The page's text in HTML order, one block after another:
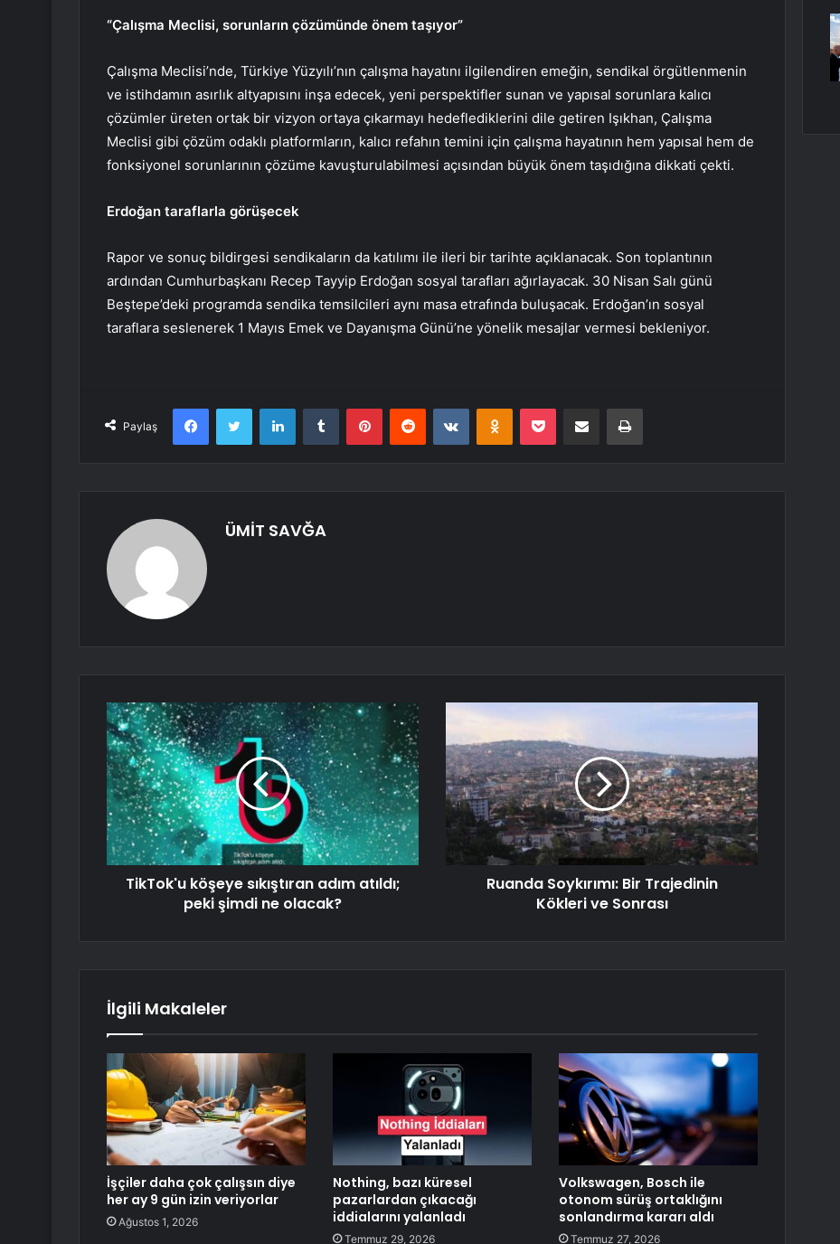
“Çalışma Meclisi, sorunların çözümünde önem taşıyor”
Çalışma Meclisi’nde, Türkiye Yüzyılı’nın çalışma hayatını ilgilendiren emeğin, sendikal örgütlenmenin
ve istihdamın asırlık altyapısını inşa edecek, yeni perspektifler sunan ve yapısal sorunlara kalıcı
çözümler üreten ortak bir vizyon ortaya çıkarmayı hedeflediklerini dile getiren Işıkhan, Çalışma
Meclisi gibi çözüm odaklı platformların, kalıcı refahın temini için çalışma hayatının hem yapısal hem de
fonksiyonel sorunlarının çözüme kavuşturulabilmesi açısından büyük önem taşıdığına dikkati çekti.
Erdoğan taraflarla görüşecek
Rapor ve sonuç bildirgesi sendikaların da katılımı ile ileri bir tarihte açıklanacak. Son toplantının
ardından Cumhurbaşkanı Recep Tayyip Erdoğan sosyal tarafları ağırlayacak. 30 Nisan Salı günü
Beştepe’deki programda sendika temsilcileri aynı masa etrafında buluşacak. Erdoğan’ın sosyal
taraflara seslenerek 1 Mayıs Emek ve Dayanışma Günü’ne yönelik mesajlar vermesi bekleniyor.
Paylaş
FacebookTwitter LinkedInTumblr PinterestReddit VKontakteOdnoklassniki
Pocket E-Posta ile paylaş Yazdır
ÜMİT SAVĞA
TikTok'u köşeye sıkıştıran adım atıldı;
peki şimdi ne olacak?
Ruanda Soykırımı: Bir Trajedinin
Kökleri ve Sonrası
İlgili Makaleler
İşçiler daha çok çalışsın diye
her ay 9 gün izin veriyorlar
Ağustos 1, 2026
Nothing, bazı küresel
pazarlardan çıkacağı
iddialarını yalanladı
Temmuz 29, 2026
Volkswagen, Bosch ile
otonom sürüş ortaklığını
sonlandırma kararı aldı
Temmuz 27, 2026